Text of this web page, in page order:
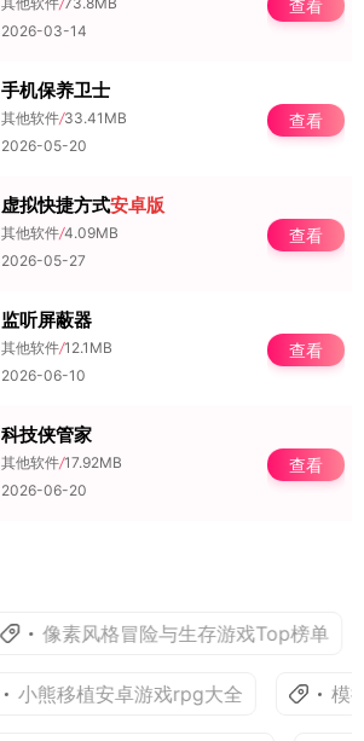
2026-03-14
查看
手机保养卫士
其他软件/33.41MB
2026-05-20
查看
虚拟快捷方式安卓版
其他软件/4.09MB
2026-05-27
查看
监听屏蔽器
其他软件/12.1MB
2026-06-10
查看
科技侠管家
其他软件/17.92MB
2026-06-20
查看
像素风格冒险与生存游戏Top榜单
小熊移植安卓游戏rpg大全 模拟